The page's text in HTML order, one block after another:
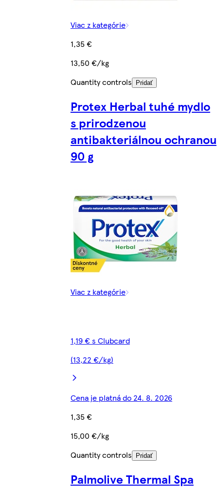
Viac z kategórie
1,35 €
13,50 €/kg
Quantity controls
Pridať
Protex Herbal tuhé mydlo
s prirodzenou
antibakteriálnou ochranou
90 g
Viac z kategórie
1,19 € s Clubcard
(13,22 €/kg)
Cena je platná do 24. 8. 2026
1,35 €
15,00 €/kg
Quantity controls
Pridať
Palmolive Thermal Spa